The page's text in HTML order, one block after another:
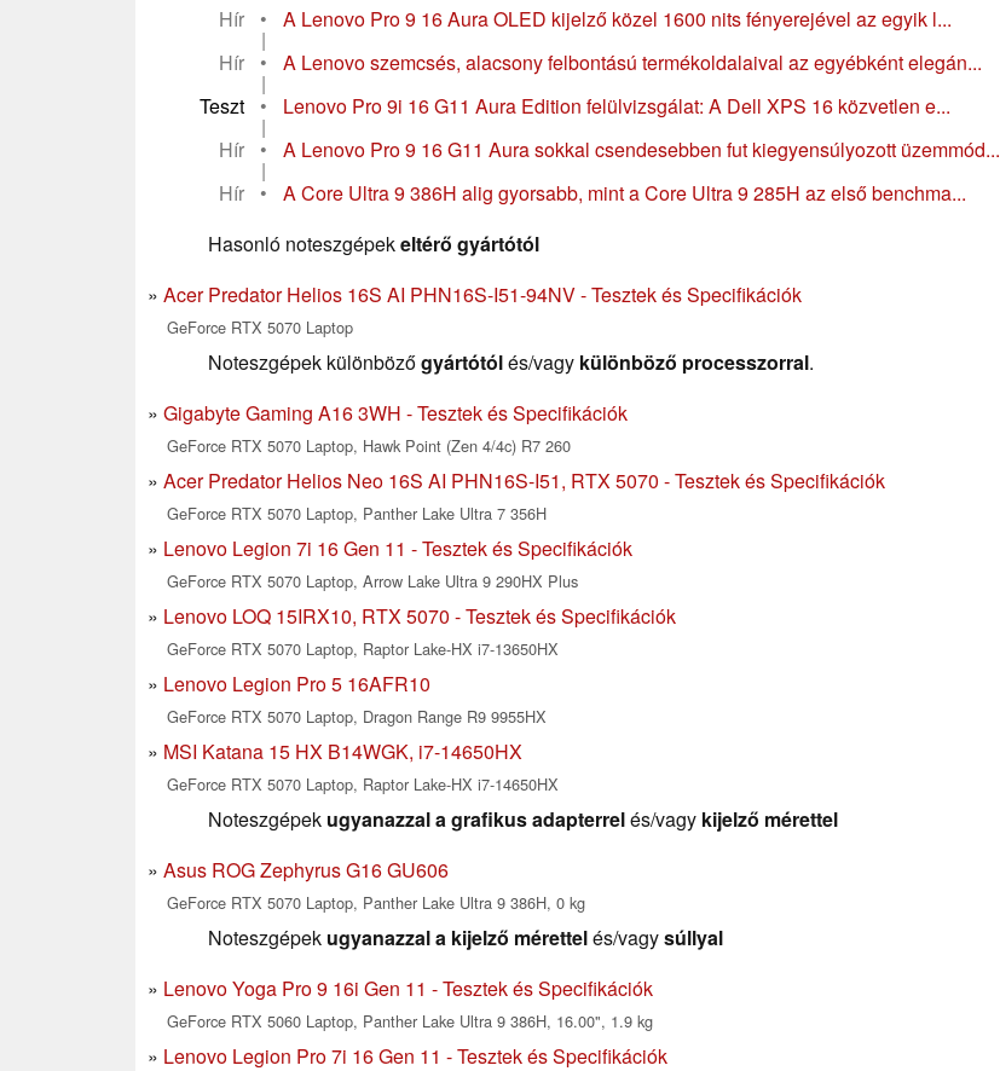
Hír
• A Lenovo Pro 9 16 Aura OLED kijelző közel 1600 nits fényerejével az egyik l...
|
Hír
• A Lenovo szemcsés, alacsony felbontású termékoldalaival az egyébként elegán...
|
Teszt
• Lenovo Pro 9i 16 G11 Aura Edition felülvizsgálat: A Dell XPS 16 közvetlen e...
|
Hír
• A Lenovo Pro 9 16 G11 Aura sokkal csendesebben fut kiegyensúlyozott üzemmód...
|
Hír
•
A Core Ultra 9 386H alig gyorsabb, mint a Core Ultra 9 285H az első benchma...
Hasonló noteszgépekeltérő gyártótól
Acer Predator Helios 16S AI PHN16S-I51-94NV - Tesztek és Specifikációk
GeForce RTX 5070 Laptop
Noteszgépek különbözőgyártótólés/vagy különböző processzorral.
Gigabyte Gaming A16 3WH - Tesztek és Specifikációk
GeForce RTX 5070 Laptop, Hawk Point (Zen 4/4c) R7 260
Acer Predator Helios Neo 16S AI PHN16S-I51, RTX 5070 - Tesztek és Specifikációk
GeForce RTX 5070 Laptop, Panther Lake Ultra 7 356H
Lenovo Legion 7i 16 Gen 11 - Tesztek és Specifikációk
GeForce RTX 5070 Laptop, Arrow Lake Ultra 9 290HX Plus
Lenovo LOQ 15IRX10, RTX 5070 - Tesztek és Specifikációk
GeForce RTX 5070 Laptop, Raptor Lake-HX i7-13650HX
Lenovo Legion Pro 5 16AFR10
GeForce RTX 5070 Laptop, Dragon Range R9 9955HX
MSI Katana 15 HX B14WGK, i7-14650HX
GeForce RTX 5070 Laptop, Raptor Lake-HX i7-14650HX
Noteszgépek ugyanazzal a grafikus adapterrelés/vagy kijelző mérettel
Asus ROG Zephyrus G16 GU606
GeForce RTX 5070 Laptop, Panther Lake Ultra 9 386H, 0 kg
Noteszgépek ugyanazzal a kijelző mérettelés/vagysúllyal
Lenovo Yoga Pro 9 16i Gen 11 - Tesztek és Specifikációk
GeForce RTX 5060 Laptop, Panther Lake Ultra 9 386H, 16.00", 1.9 kg
Lenovo Legion Pro 7i 16 Gen 11 - Tesztek és Specifikációk